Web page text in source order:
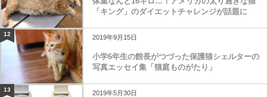
「キング」のダイエットチャレンジが話題に
12 2019年9月15日
小学6年生の館長がつづった保護猫シェルターの
写真エッセイ集「猫庭ものがたり」
13 2019年5月30日